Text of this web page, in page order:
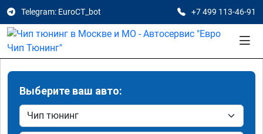
Telegram: EuroCT_bot +7 499 113-46-91
Выберите ваш авто: